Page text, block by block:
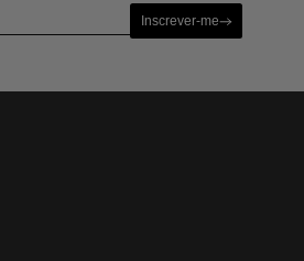
Inscrever-me